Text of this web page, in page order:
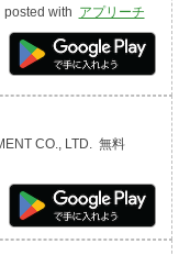
posted with アプリーチ
CO., LTD. 無料